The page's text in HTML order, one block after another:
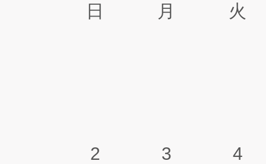
日
月 火
2 3 4